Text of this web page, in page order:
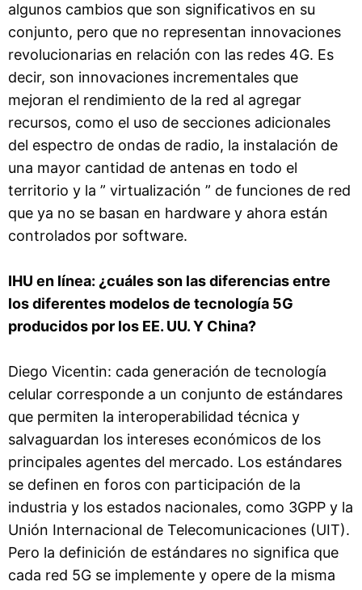
algunos cambios que son significativos en su
conjunto, pero que no representan innovaciones
revolucionarias en relación con las redes 4G. Es
decir, son innovaciones incrementales que
mejoran el rendimiento de la red al agregar
recursos, como el uso de secciones adicionales
del espectro de ondas de radio, la instalación de
una mayor cantidad de antenas en todo el
territorio y la ” virtualización ” de funciones de red
que ya no se basan en hardware y ahora están
controlados por software.
IHU en línea: ¿cuáles son las diferencias entre
los diferentes modelos de tecnología 5G
producidos por los EE. UU. Y China?
Diego Vicentin: cada generación de tecnología
celular corresponde a un conjunto de estándares
que permiten la interoperabilidad técnica y
salvaguardan los intereses económicos de los
principales agentes del mercado. Los estándares
se definen en foros con participación de la
industria y los estados nacionales, como 3GPP y la
Unión Internacional de Telecomunicaciones (UIT).
Pero la definición de estándares no significa que
cada red 5G se implemente y opere de la misma